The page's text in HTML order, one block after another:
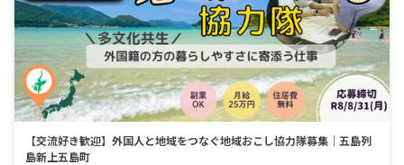
【交流好き歓迎】外国人と地域をつなぐ地域おこし協力隊募集｜五島列
島新上五島町